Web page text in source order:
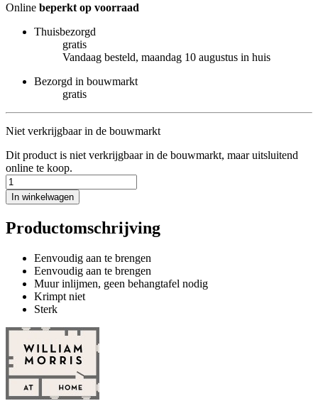
Online beperkt op voorraad
Thuisbezorgd
gratis
Vandaag besteld, maandag 10 augustus in huis
Bezorgd in bouwmarkt
gratis
Niet verkrijgbaar in de bouwmarkt
Dit product is niet verkrijgbaar in de bouwmarkt, maar uitsluitend
online te koop.
In winkelwagen
Productomschrijving
Eenvoudig aan te brengen
Eenvoudig aan te brengen
Muur inlijmen, geen behangtafel nodig
Krimpt niet
Sterk